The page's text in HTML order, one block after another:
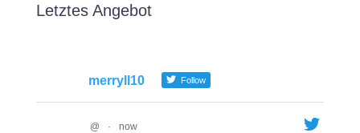
Letztes Angebot
merryll10 Follow
@ · now